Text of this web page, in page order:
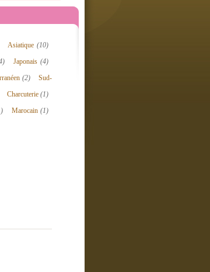
Asiatique (10)
Japonais (4)
(2)
Sud-
Charcuterie (1)
Marocain (1)